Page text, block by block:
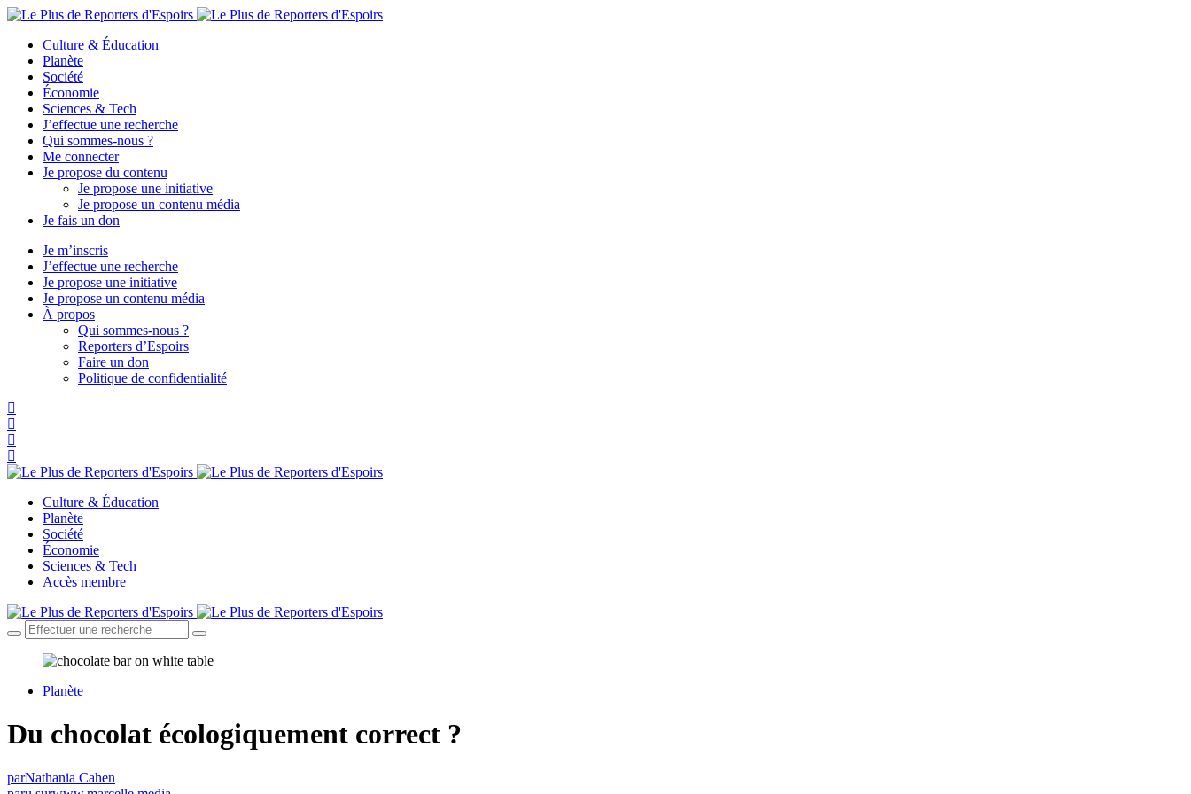
Culture & Éducation
Planète
Société
Économie
Sciences & Tech
J’effectue une recherche
Qui sommes-nous ?
Me connecter
Je propose du contenu
Je propose une initiative
Je propose un contenu média
Je fais un don
Je m’inscris
J’effectue une recherche
Je propose une initiative
Je propose un contenu média
À propos
Qui sommes-nous ?
Reporters d’Espoirs
Faire un don
Politique de confidentialité
Culture & Éducation
Planète
Société
Économie
Sciences & Tech
Accès membre
Planète
Du chocolat écologiquement correct ?
parNathania Cahen